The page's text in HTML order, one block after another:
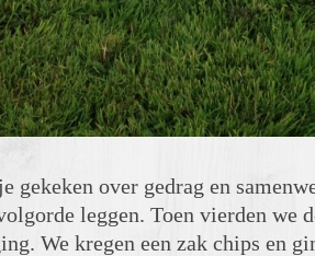
gekeken over gedrag en
leggen. Toen vierden we
We kregen een zak chips en